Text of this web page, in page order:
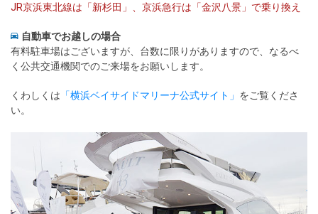
JR京浜東北線は「新杉田」、京浜急行は「金沢八景」で乗り換え
自動車でお越しの場合
有料駐車場はございますが、台数に限りがありますので、なるべ
く公共交通機関でのご来場をお願いします。
くわしくは 「横浜ベイサイドマリーナ公式サイト」 をご覧くださ
い。